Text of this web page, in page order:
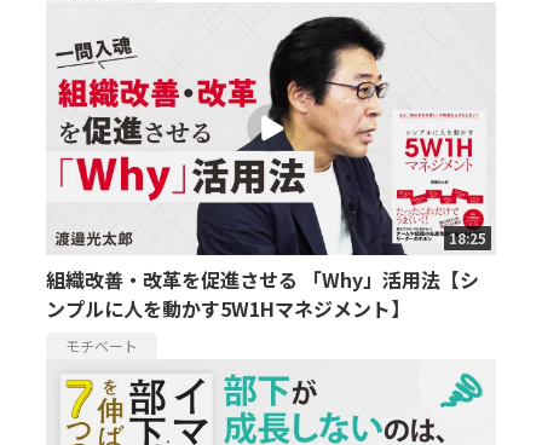
18:25
組織改善・改革を促進させる 「Why」活用法【シ
ンプルに人を動かす5W1Hマネジメント】
モチベート